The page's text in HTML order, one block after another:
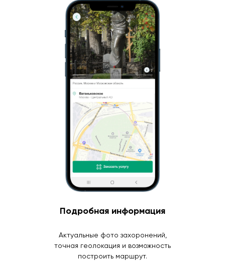
Подробная информация
Актуальные фото захоронений,
точная геолокация и возможность
построить маршрут.